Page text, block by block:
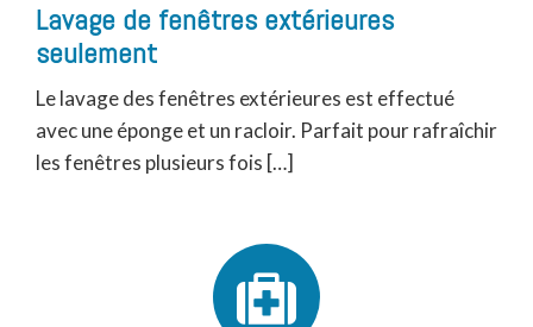
Lavage de fenêtres extérieures
seulement
Le lavage des fenêtres extérieures est effectué
avec une éponge et un racloir. Parfait pour rafraîchir
les fenêtres plusieurs fois […]